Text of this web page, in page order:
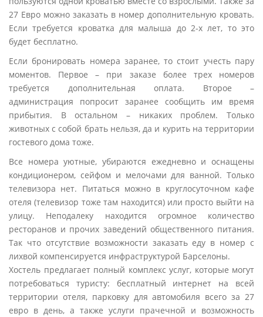
27 Евро можно заказать в номер дополнительную кровать.
Если требуется кроватка для малыша до 2-х лет, то это
будет бесплатно.
Если бронировать номера заранее, то стоит учесть пару
моментов. Первое – при заказе более трех номеров
требуется дополнительная оплата. Второе –
администрация попросит заранее сообщить им время
прибытия. В остальном – никаких проблем. Только
животных с собой брать нельзя, да и курить на территории
гостевого дома тоже.
Все номера уютные, убираются ежедневно и оснащены
кондиционером, сейфом и мелочами для ванной. Только
телевизора нет. Питаться можно в круглосуточном кафе
отеля (телевизор тоже там находится) или просто выйти на
улицу. Неподалеку находится огромное количество
ресторанов и прочих заведений общественного питания.
Так что отсутствие возможности заказать еду в номер с
лихвой компенсируется инфраструктурой Барселоны.
Хостель предлагает полный комплекс услуг, которые могут
потребоваться туристу: бесплатный интернет на всей
территории отеля, парковку для автомобиля всего за 27
евро в день, а также услуги прачечной и возможность